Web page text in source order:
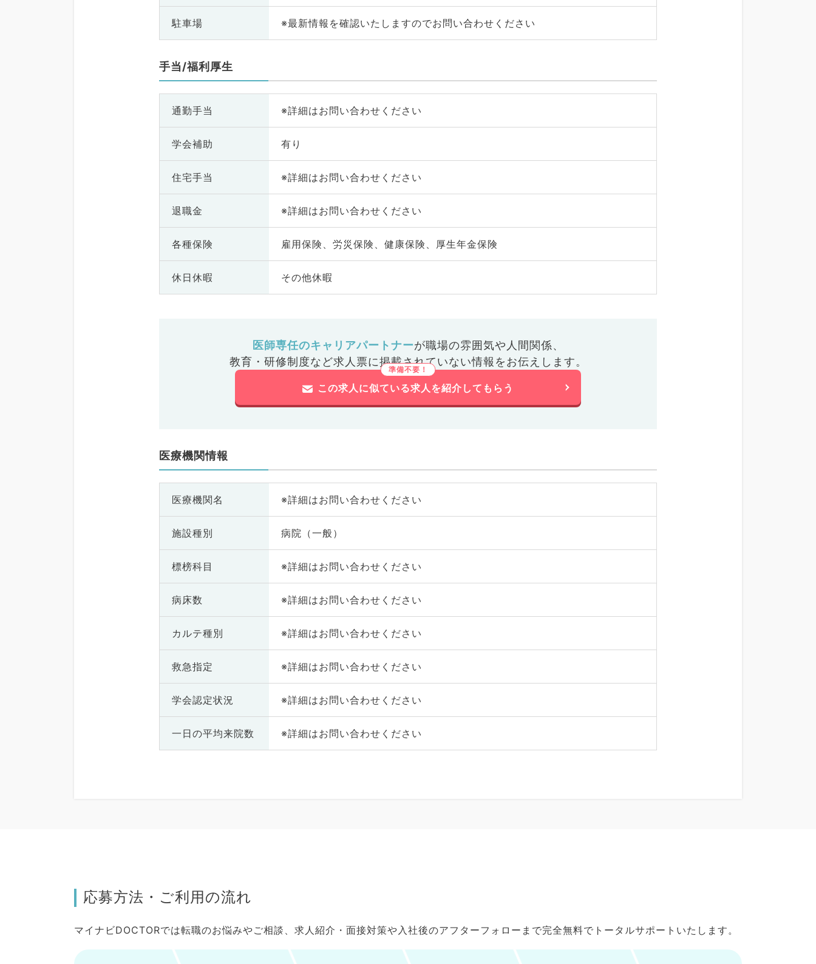
駐車場 ※最新情報を確認いたしますのでお問い合わせください
手当/福利厚生
通勤手当 ※詳細はお問い合わせください
学会補助 有り
住宅手当 ※詳細はお問い合わせください
退職金 ※詳細はお問い合わせください
各種保険 雇用保険、労災保険、健康保険、厚生年金保険
休日休暇 その他休暇
医師専任のキャリアパートナーが職場の雰囲気や人間関係、
教育・研修制度など求人票に掲載されていない情報をお伝えします。
この求人に似ている求人を紹介してもらう
医療機関情報
医療機関名 ※詳細はお問い合わせください
施設種別 病院（一般）
標榜科目 ※詳細はお問い合わせください
病床数 ※詳細はお問い合わせください
カルテ種別 ※詳細はお問い合わせください
救急指定 ※詳細はお問い合わせください
学会認定状況 ※詳細はお問い合わせください
一日の平均来院数 ※詳細はお問い合わせください
応募方法・ご利用の流れ
マイナビDOCTORでは転職のお悩みやご相談、求人紹介・面接対策や入社後のアフターフォローまで完全無料でトータルサポートいたします。